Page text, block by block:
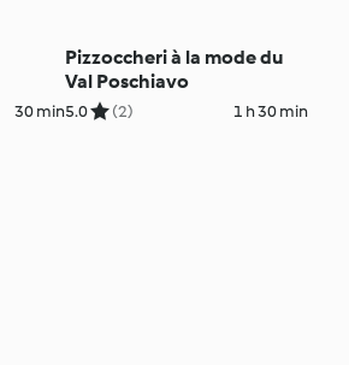
30 min
Pizzoccheri à la mode du
Val Poschiavo
5.0 (2) 1 h 30 min